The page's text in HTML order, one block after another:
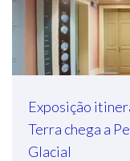
Exposição
Terra chega a
Glacial